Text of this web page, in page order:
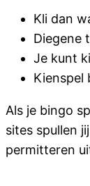
Kli dan
Diegene
Je kunt
Kienspel
Als je bingo
sites spullen
permitteren